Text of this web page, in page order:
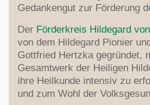
Klangdom
Hildegard-Kongress 2024
Welt-Kirchenlehrerin
Musik/Medien
Zentrum
Links
Fragen
Prävention
Naturkosmetik
Krankheiten
Aderlass
Med. Rezepte
Ernährung
Diät
Dinkel
Lebensmittel
Rezepte
Hildegard-Medizin
Indikation
Heilmittel
Erfolgsberichte
Theologie
Hildegard
7 Planeten
Gedankengut zur Förderung
Der Förderkreis Hildegard
von dem Hildegard Pionier
Gottfried Hertzka gegründet,
Gesamtwerk der Heiligen
ihre Heilkunde intensiv zu
und zum Wohl der